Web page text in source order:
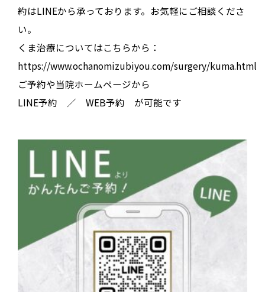
約はLINEから承っております。お気軽にご相談くださ
い。
くま治療についてはこちらから：
https://www.ochanomizubiyou.com/surgery/kuma.html
ご予約や当院ホームページから
LINE予約 ／ WEB予約 が可能です